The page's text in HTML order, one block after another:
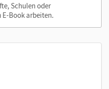
Schulen oder
Book arbeiten.